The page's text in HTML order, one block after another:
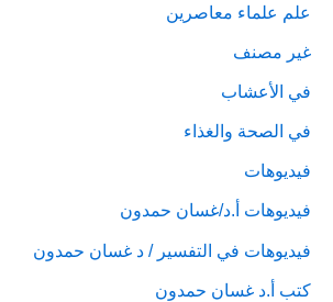
علم علماء معاصرين
غير مصنف
في الأعشاب
في الصحة والغذاء
فيديوهات
فيديوهات أ.د/غسان حمدون
فيديوهات في التفسير / د غسان حمدون
كتب أ.د غسان حمدون